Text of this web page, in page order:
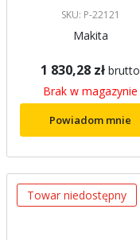
SKU: P-22121
Makita
1 830,28 zł brutto
Brak w magazynie
Powiadom mnie
Towar niedostępny